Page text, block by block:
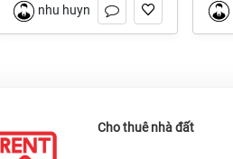
nhu huynh
Cho thuê nhà đất